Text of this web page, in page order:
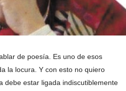
de poesía. Es uno de esos
la locura. Y con esto no quiero
debe estar ligada indiscutiblemente